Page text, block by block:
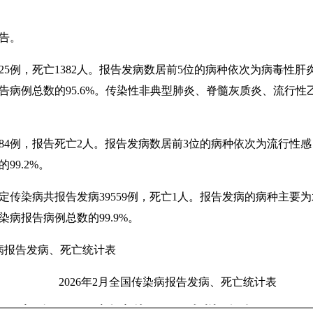
。
例，死亡1382人。报告发病数居前5位的病种依次为病毒性
病例总数的95.6%。传染性非典型肺炎、脊髓灰质炎、流行
例，报告死亡2人。报告发病数居前3位的病种依次为流行性
。
传染病共报告发病39559例，死亡1人。报告发病的病种主要
报告病例总数的99.9%。
报告发病、死亡统计表
2026年2 月全国传染病报告发病、死亡统计表